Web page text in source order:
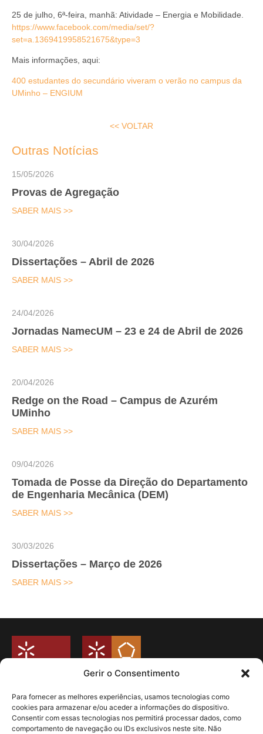
Gerir o Consentimento
Para fornecer as melhores experiências, usamos tecnologias como
cookies para armazenar e/ou aceder a informações do dispositivo.
Consentir com essas tecnologias nos permitirá processar dados, como
comportamento de navegação ou IDs exclusivos neste site. Não
25 de julho, 6ª-feira, manhã: Atividade – Energia e Mobilidade.
https://www.facebook.com/media/set/?
set=a.1369419958521675&type=3
Mais informações, aqui:
400 estudantes do secundário viveram o verão no campus da
UMinho – ENGIUM
<< VOLTAR
Outras Notícias
Provas de Agregação
15/05/2026
SABER MAIS >>
Dissertações – Abril de 2026
30/04/2026
SABER MAIS >>
Jornadas NamecUM – 23 e 24 de Abril de 2026
24/04/2026
SABER MAIS >>
Redge on the Road – Campus de Azurém
UMinho
20/04/2026
SABER MAIS >>
Tomada de Posse da Direção do Departamento
de Engenharia Mecânica (DEM)
09/04/2026
SABER MAIS >>
Dissertações – Março de 2026
30/03/2026
SABER MAIS >>
Universidade do Minho
Campus de Azurém
Departamento de Engenharia Mecânica